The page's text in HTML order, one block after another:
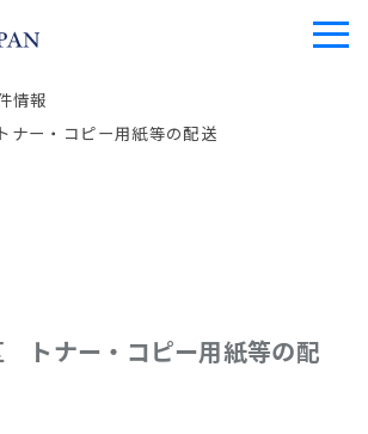
情報
ー・コピー用紙等の配送
トナー・コピー用紙等の配